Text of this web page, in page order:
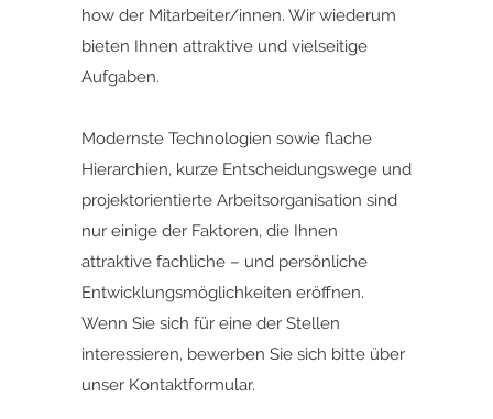
how der Mitarbeiter/innen. Wir wiederum
bieten Ihnen attraktive und vielseitige
Aufgaben.
Modernste Technologien sowie flache
Hierarchien, kurze Entscheidungswege und
projektorientierte Arbeitsorganisation sind
nur einige der Faktoren, die Ihnen
attraktive fachliche – und persönliche
Entwicklungsmöglichkeiten eröffnen.
Wenn Sie sich für eine der Stellen
interessieren, bewerben Sie sich bitte über
unser Kontaktformular.